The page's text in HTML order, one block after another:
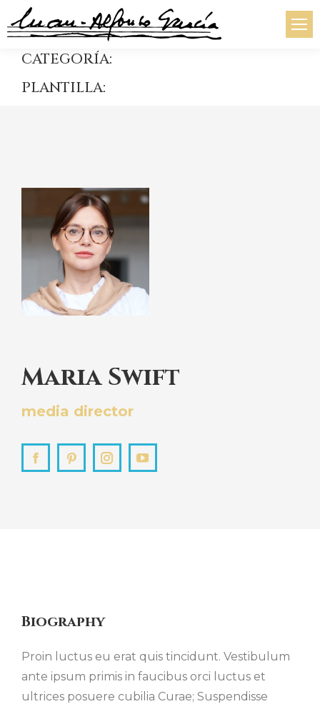
CATEGORÍA:
PLANTILLA:
Maria Swift
media director
FacebookPinterestInstagramYouTube
Biography
Proin luctus eu erat quis tincidunt. Vestibulum
ante ipsum primis in faucibus orci luctus et
ultrices posuere cubilia Curae; Suspendisse